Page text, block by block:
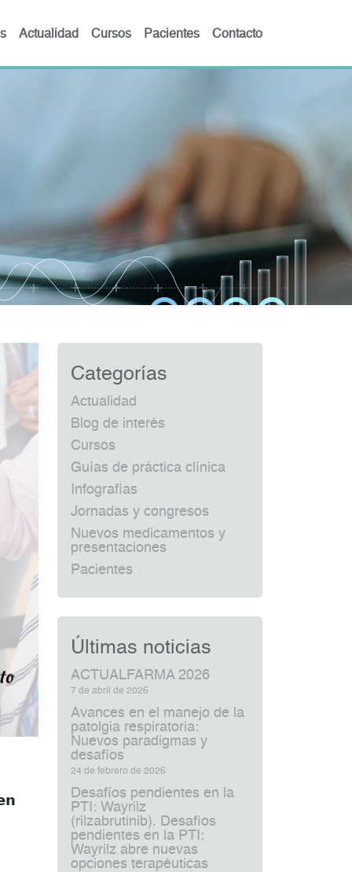
Actualidad Cursos Pacientes Contacto
Categorías
Actualidad
Blog de interés
Cursos
Guías de práctica clínica
Infografías
Jornadas y congresos
Nuevos medicamentos y
presentaciones
Pacientes
Últimas noticias
ACTUALFARMA 2026
7 de abril de 2026
Avances en el manejo de la
patolgia respiratoria:
Nuevos paradigmas y
desafíos
24 de febrero de 2026
Desafíos pendientes en la
PTI: Wayrilz
(rilzabrutinib). Desafíos
pendientes en la PTI:
Wayrilz abre nuevas
opciones terapéuticas